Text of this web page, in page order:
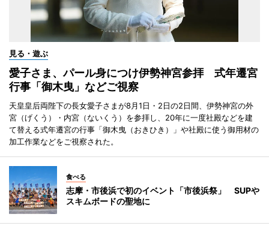
見る・遊ぶ
愛子さま、パール身につけ伊勢神宮参拝 式年遷宮
行事「御木曳」などご視察
天皇皇后両陛下の長女愛子さまが8月1日・2日の2日間、伊勢神宮の外
宮（げくう）・内宮（ないくう）を参拝し、20年に一度社殿などを建
て替える式年遷宮の行事「御木曳（おきひき）」や社殿に使う御用材の
加工作業などをご視察された。
食べる
志摩・市後浜で初のイベント「市後浜祭」 SUPや
スキムボードの聖地に